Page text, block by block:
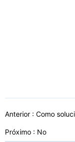
Anterior : Como
Próximo : No